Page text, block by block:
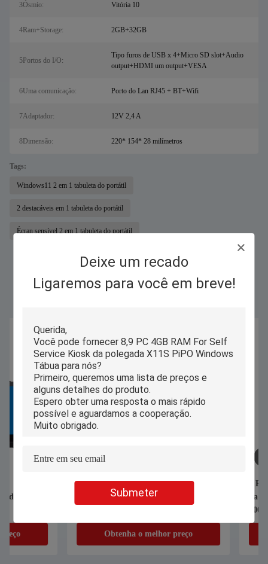
Deixe um recado
Ligaremos para você em breve!
Submeter
3Ósmio: Vitória 10
4Ram+Storage: 2GB+32GB
5Portos do I/O:
Tipo furos de USB x 4+Micro SD slot+Audio
output+HDMI um output+VESA
6Uma comunicação: Porto do Lan RJ45 + BT+Wifi
7Adaptador: 12V 2,4 A
8Dimensão: 220* 154* 28 milímetros
Tags:
Windows11 2 em 1 tabuleta do portátil
2 destacáveis em 1 tabuleta do portátil
Écran sensível 2 em 1 tabuleta do portátil
Similar Products
Montagem da parede de Windows
Tábua de 8,9 polegadas para o
serviço do auto
Obtenha o melhor preço
8 PC da tabuleta de
da polegada IOT